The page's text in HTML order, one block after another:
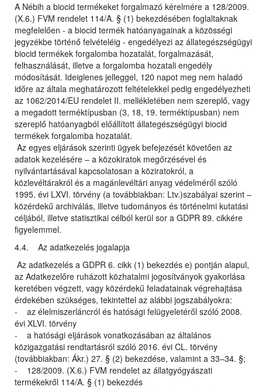
A Nébih a biocid termékeket forgalmazó kérelmére a 128/2009.
(X.6.) FVM rendelet 114/A. § (1) bekezdésében foglaltaknak
megfelelően - a biocid termék hatóanyagainak a közösségi
jegyzékbe történő felvételéig - engedélyezi az állategészségügyi
biocid termékek forgalomba hozatalát, forgalmazását,
felhasználását, illetve a forgalomba hozatali engedély
módosítását. Ideiglenes jelleggel, 120 napot meg nem haladó
időre az általa meghatározott feltételekkel pedig engedélyezheti
az 1062/2014/EU rendelet II. mellékletében nem szereplő, vagy
a megadott terméktípusban (3, 18, 19. terméktípusban) nem
szereplő hatóanyagból előállított állategészségügyi biocid
termékek forgalomba hozatalát.
Az egyes eljárások szerinti ügyek befejezését követően az
adatok kezelésére – a közokiratok megőrzésével és
nyilvántartásával kapcsolatosan a köziratokról, a
közlevéltárakról és a magánlevéltári anyag védelméről szóló
1995. évi LXVI. törvény (a továbbiakban: Ltv.)szabályai szerint –
közérdekű archiválás, illetve tudományos és történelmi kutatási
céljából, illetve statisztikai célból kerül sor a GDPR 89. cikkére
figyelemmel.
4.4. Az adatkezelés jogalapja
Az adatkezelés a GDPR 6. cikk (1) bekezdés e) pontján alapul,
az Adatkezelőre ruházott közhatalmi jogosítványok gyakorlása
keretében végzett, vagy közérdekű feladatainak végrehajtása
érdekében szükséges, tekintettel az alábbi jogszabályokra:
- az élelmiszerláncról és hatósági felügyeletéről szóló 2008.
évi XLVI. törvény
- a hatósági eljárások vonatkozásában az általános
közigazgatási rendtartásról szóló 2016. évi CL. törvény
(továbbiakban: Ákr.) 27. § (2) bekezdése, valamint a 33–34. §;
- 128/2009. (X.6.) FVM rendelet az állatgyógyászati
termékekről 114/A. § (1) bekezdés